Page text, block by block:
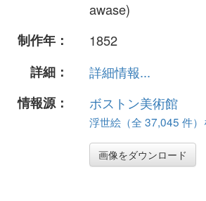
awase)
制作年：
1852
詳細：
詳細情報...
情報源：
ボストン美術館
浮世絵（全 37,045 件）
画像をダウンロード